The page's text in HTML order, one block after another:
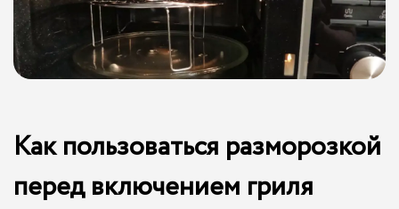
Как пользоваться разморозкой
перед включением гриля